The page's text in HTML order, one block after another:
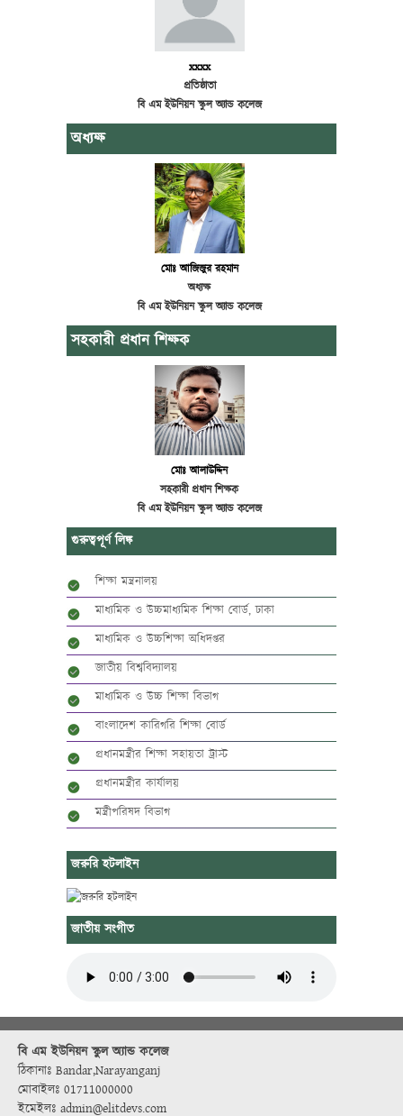
xxxx
প্রতিষ্ঠাতা
বি এম ইউনিয়ন স্কুল অ্যান্ড কলেজ
অধ্যক্ষ
মোঃ আজিজুর রহমান
অধ্যক্ষ
বি এম ইউনিয়ন স্কুল অ্যান্ড কলেজ
সহকারী প্রধান শিক্ষক
মোঃ আলাউদ্দিন
সহকারী প্রধান শিক্ষক
বি এম ইউনিয়ন স্কুল অ্যান্ড কলেজ
গুরুত্বপূর্ণ লিঙ্ক
শিক্ষা মন্ত্রনালয়
মাধ্যমিক ও উচ্চমাধ্যমিক শিক্ষা বোর্ড, ঢাকা
মাধ্যমিক ও উচ্চশিক্ষা অধিদপ্তর
জাতীয় বিশ্ববিদ্যালয়
মাধ্যমিক ও উচ্চ শিক্ষা বিভাগ
বাংলাদেশ কারিগরি শিক্ষা বোর্ড
প্রধানমন্ত্রীর শিক্ষা সহায়তা ট্রাস্ট
প্রধানমন্ত্রীর কার্যালয়
মন্ত্রীপরিষদ বিভাগ
জরুরি হটলাইন
জাতীয় সংগীত
বি এম ইউনিয়ন স্কুল অ্যান্ড কলেজ
ঠিকানাঃ Bandar,Narayanganj
মোবাইলঃ 01711000000
ইমেইলঃ admin@elitdevs.com